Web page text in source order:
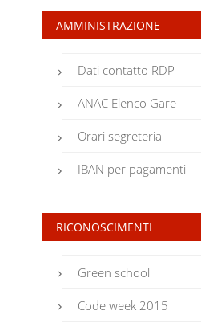
AMMINISTRAZIONE
Dati contatto RDP
ANAC Elenco Gare
Orari segreteria
IBAN per pagamenti
RICONOSCIMENTI
Green school
Code week 2015